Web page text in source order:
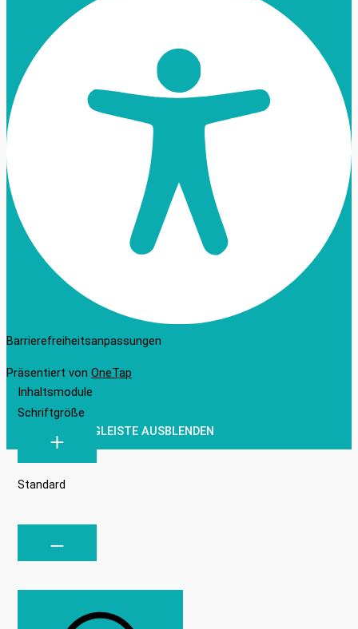
Barrierefreiheitsanpassungen
Präsentiert von OneTap
WERKZEUGLEISTE AUSBLENDEN
Inhaltsmodule
Schriftgröße
Standard